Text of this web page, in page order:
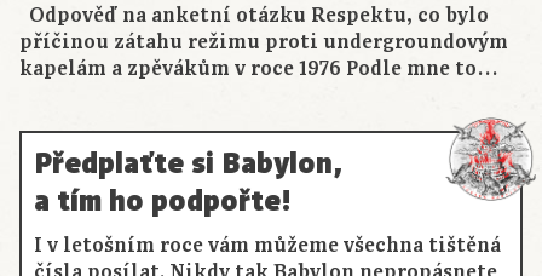
Odpověď na anketní otázku Respektu, co bylo
příčinou zátahu režimu proti undergroundovým
kapelám a zpěvákům v roce 1976 Podle mne to…
Předplaťte si Babylon,
a tím ho podpořte!
I v letošním roce vám můžeme všechna tištěná